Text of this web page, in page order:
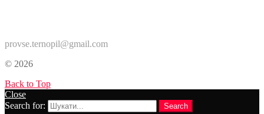
provse.ternopil@gmail.com
© 2026
Back to Top
Close
Search for:
Search